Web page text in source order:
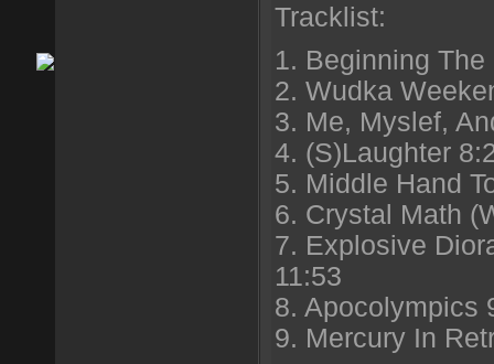
Tracklist:
1. Beginning
2. Wudka
3. Me, Myslef,
4. (S)Laughter
5. Middle Hand
6. Crystal Math
7. Explosive
11:53
8. Apocolympics
9. Mercury In